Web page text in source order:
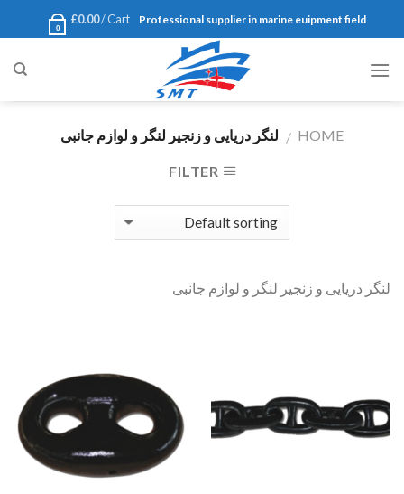
Professional supplier in marine euipment field
Cart /
£0.00
0
HOME
/ لنگر دریایی و زنجیر لنگر و لوازم جانبی
FILTER
لنگر دریایی و زنجیر لنگر و لوازم جانبی